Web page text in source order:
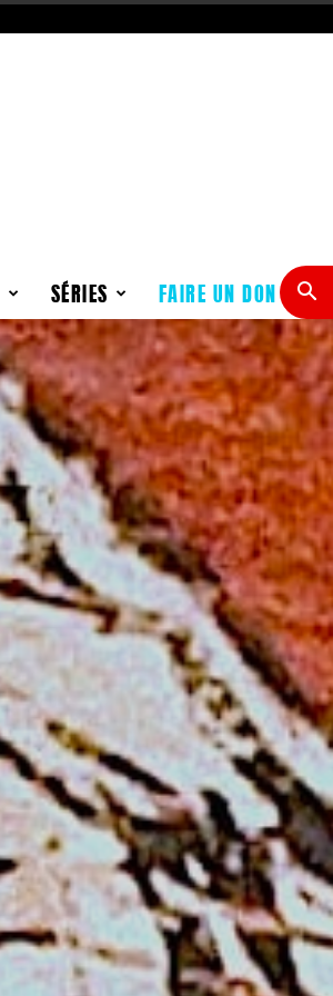
SÉRIES FAIRE UN DON